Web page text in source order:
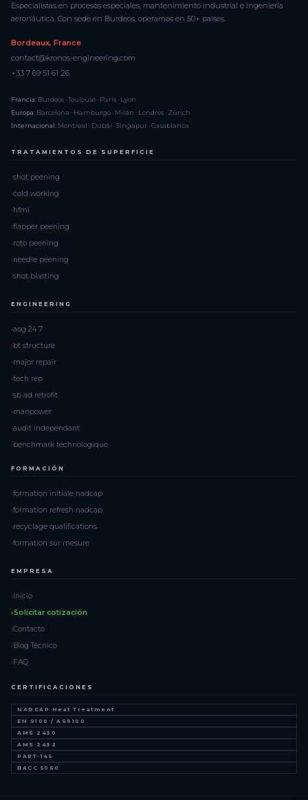
Especialistas en procesos especiales, mantenimiento industrial e ingeniería
aeronáutica. Con sede en Burdeos, operamos en 50+ países.
Bordeaux, France
contact@kronos-engineering.com
+33 7 69 51 61 26
Francia: Burdeos · Toulouse · París · Lyon
Europa: Barcelona · Hamburgo · Milán · Londres · Zúrich
Internacional: Montreal · Dubái · Singapur · Casablanca
TRATAMIENTOS DE SUPERFICIE
shot peening
cold working
hfmi
flapper peening
roto peening
needle peening
shot blasting
ENGINEERING
aog 24 7
bt structure
major repair
tech rep
sb ad retrofit
manpower
audit independant
benchmark technologique
FORMACIÓN
formation initiale nadcap
formation refresh nadcap
recyclage qualifications
formation sur mesure
EMPRESA
Inicio
Solicitar cotización
Contacto
Blog Técnico
FAQ
CERTIFICACIONES
NADCAP Heat Treatment
EN 9100 / AS9100
AMS 2430
AMS 2432
PART-145
BACC 5060